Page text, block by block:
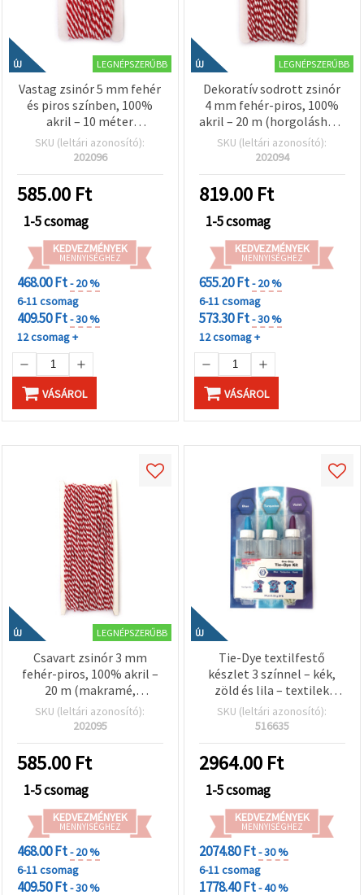
ÚJ LEGNÉPSZERŰBB
Vastag zsinór 5 mm fehér
és piros színben, 100%
akril – 10 méter
(horgoláshoz,
makraméhoz)
SKU (leltári azonosító):
202096
585.00 Ft
1-5 csomag
KEDVEZMÉNYEK
MENNYISÉGHEZ
468.00 Ft- 20 %
6-11 csomag
409.50 Ft- 30 %
12 csomag +
VÁSÁROL
ÚJ LEGNÉPSZERŰBB
Dekoratív sodrott zsinór
4 mm fehér-piros, 100%
akril – 20 m (horgoláshoz,
kötéshez, kézműves
dekorációhoz)
SKU (leltári azonosító):
202094
819.00 Ft
1-5 csomag
KEDVEZMÉNYEK
MENNYISÉGHEZ
655.20 Ft- 20 %
6-11 csomag
573.30 Ft- 30 %
12 csomag +
VÁSÁROL
ÚJ LEGNÉPSZERŰBB
Csavart zsinór 3 mm
fehér-piros, 100% akril –
20 m (makramé,
kézműves)
SKU (leltári azonosító):
202095
585.00 Ft
1-5 csomag
KEDVEZMÉNYEK
MENNYISÉGHEZ
468.00 Ft- 20 %
6-11 csomag
409.50 Ft- 30 %
ÚJ
Tie-Dye textilfestő
készlet 3 színnel – kék,
zöld és lila – textilek
dekorálásához, DIY
kézműves projektekhez
SKU (leltári azonosító):
516635
2964.00 Ft
1-5 csomag
KEDVEZMÉNYEK
MENNYISÉGHEZ
2074.80 Ft- 30 %
6-11 csomag
1778.40 Ft- 40 %